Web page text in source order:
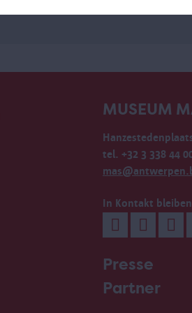
MUSEUM
tel. +32 3 338 44
In Kontakt bleiben
Presse
Partner